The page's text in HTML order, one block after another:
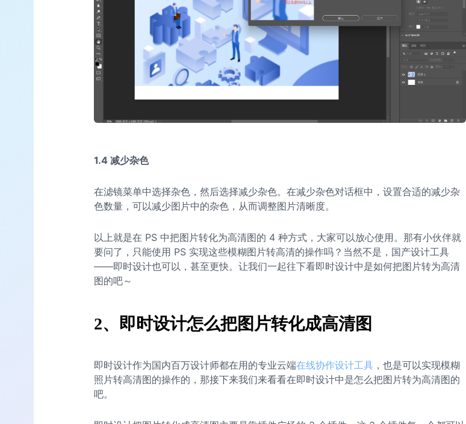
1.4 减少杂色
在滤镜菜单中选择杂色，然后选择减少杂色。在减少杂色对话框中，设置合适的减少杂
色数量，可以减少图片中的杂色，从而调整图片清晰度。
以上就是在 PS 中把图片转化为高清图的 4 种方式，大家可以放心使用。那有小伙伴就
要问了，只能使用 PS 实现这些模糊图片转高清的操作吗？当然不是，国产设计工具
——即时设计也可以，甚至更快。让我们一起往下看即时设计中是如何把图片转为高清
图的吧～
2、即时设计怎么把图片转化成高清图
即时设计作为国内百万设计师都在用的专业云端在线协作设计工具 ，也是可以实现模糊
照片转高清图的操作的，那接下来我们来看看在即时设计中是怎么把图片转为高清图的
吧。